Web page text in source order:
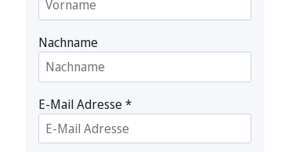
Nachname
E-Mail Adresse*